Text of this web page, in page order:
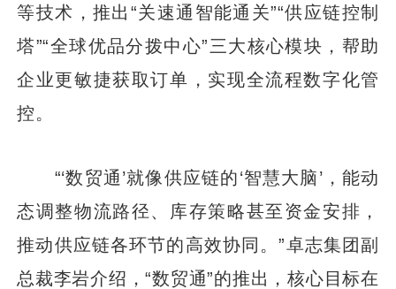
等技术，推出“关速通智能通关”“供应链控制
塔”“全球优品分拨中心”三大核心模块，帮助
企业更敏捷获取订单，实现全流程数字化管
控。
“‘数贸通’就像供应链的‘智慧大脑’，能动
态调整物流路径、库存策略甚至资金安排，
推动供应链各环节的高效协同。”卓志集团副
总裁李岩介绍，“数贸通”的推出，核心目标在